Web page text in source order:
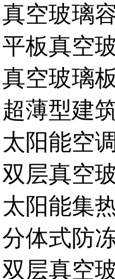
真空玻璃
平板真空
真空玻璃
超薄型建
太阳能空
双层真空
太阳能集
分体式防
双层真空